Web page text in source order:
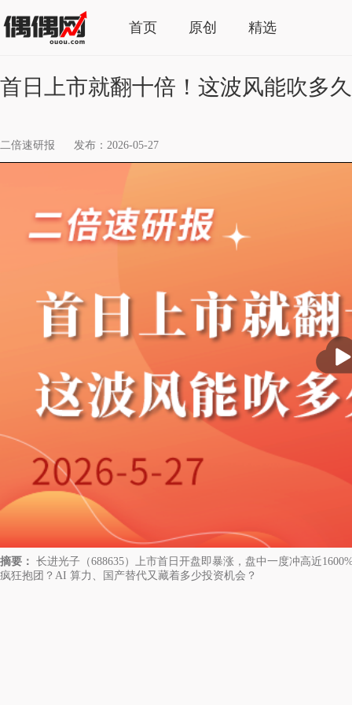
首页 原创 精选
首日上市就翻十倍！这波风能吹多
二倍速研报 发布：2026-05-27
放
摘要： 长进光子（688635）上市首日开盘即暴涨，盘中一度冲高近
疯狂抱团？AI 算力、国产替代又藏着多少投资机会？